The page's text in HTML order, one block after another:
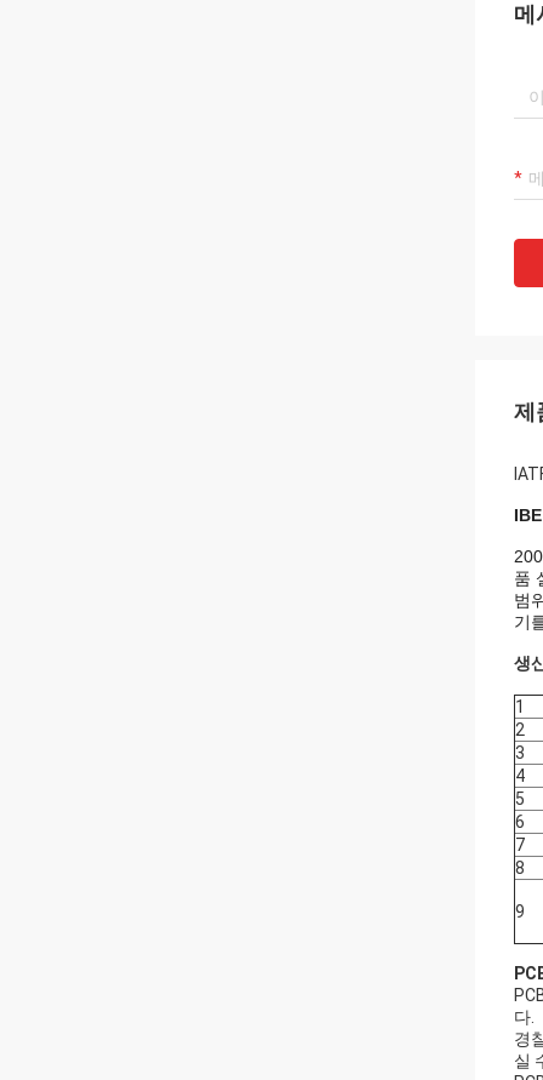
메
제
품
범
기
생
1
2
3
4
5
6
7
8
9
다.
경
실